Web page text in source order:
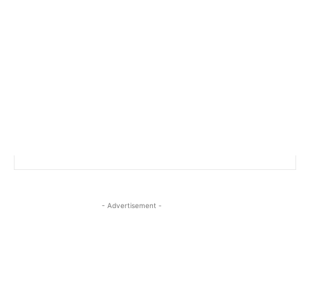
- Advertisement -